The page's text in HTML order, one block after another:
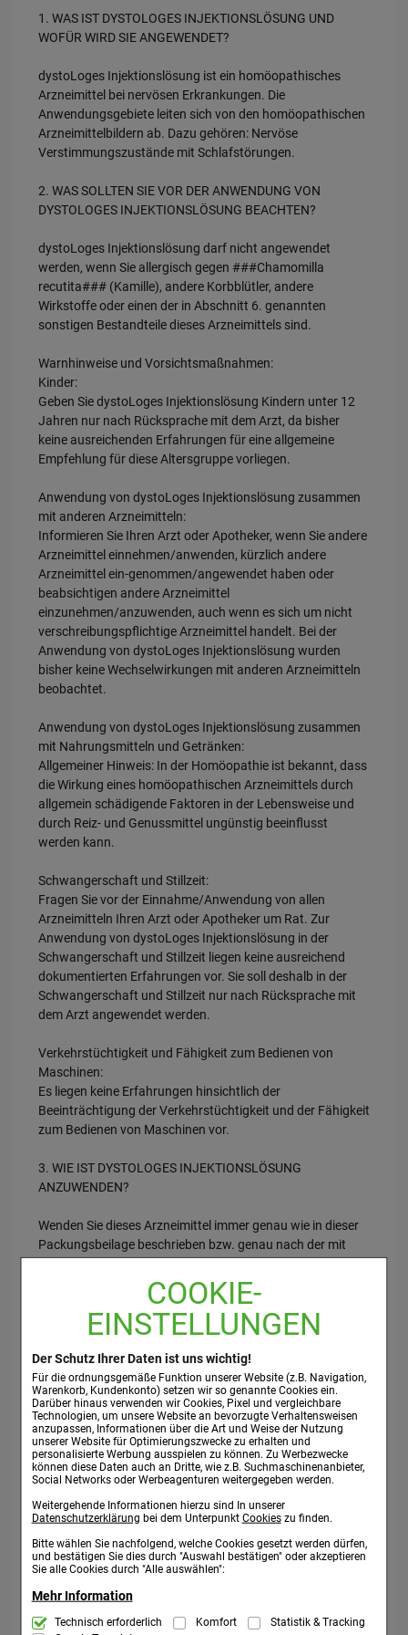
COOKIE-
EINSTELLUNGEN
Der Schutz Ihrer Daten ist uns wichtig!
Für die ordnungsgemäße Funktion unserer Website (z.B. Navigation,
Warenkorb, Kundenkonto) setzen wir so genannte Cookies ein.
Darüber hinaus verwenden wir Cookies, Pixel und vergleichbare
Technologien, um unsere Website an bevorzugte Verhaltensweisen
anzupassen, Informationen über die Art und Weise der Nutzung
unserer Website für Optimierungszwecke zu erhalten und
personalisierte Werbung ausspielen zu können. Zu Werbezwecke
können diese Daten auch an Dritte, wie z.B. Suchmaschinenanbieter,
Social Networks oder Werbeagenturen weitergegeben werden.
Weitergehende Informationen hierzu sind In unserer
Datenschutzerklärung bei dem Unterpunkt Cookieszu finden.
Bitte wählen Sie nachfolgend, welche Cookies gesetzt werden dürfen,
und bestätigen Sie dies durch "Auswahl bestätigen" oder akzeptieren
Sie alle Cookies durch "Alle auswählen":
Mehr Information
Technisch Notwendig:Hierbei handelt es sich um Cookies, die für
Technisch erforderlich Komfort
Statistik & Tracking
1. WAS IST DYSTOLOGES INJEKTIONSLÖSUNG UND
WOFÜR WIRD SIE ANGEWENDET?
dystoLoges Injektionslösung ist ein homöopathisches
Arzneimittel bei nervösen Erkrankungen. Die
Anwendungsgebiete leiten sich von den homöopathischen
Arzneimittelbildern ab. Dazu gehören: Nervöse
Verstimmungszustände mit Schlafstörungen.
2. WAS SOLLTEN SIE VOR DER ANWENDUNG VON
DYSTOLOGES INJEKTIONSLÖSUNG BEACHTEN?
dystoLoges Injektionslösung darf nicht angewendet
werden, wenn Sie allergisch gegen ###Chamomilla
recutita### (Kamille), andere Korbblütler, andere
Wirkstoffe oder einen der in Abschnitt 6. genannten
sonstigen Bestandteile dieses Arzneimittels sind.
Warnhinweise und Vorsichtsmaßnahmen:
Kinder:
Geben Sie dystoLoges Injektionslösung Kindern unter 12
Jahren nur nach Rücksprache mit dem Arzt, da bisher
keine ausreichenden Erfahrungen für eine allgemeine
Empfehlung für diese Altersgruppe vorliegen.
Anwendung von dystoLoges Injektionslösung zusammen
mit anderen Arzneimitteln:
Informieren Sie Ihren Arzt oder Apotheker, wenn Sie andere
Arzneimittel einnehmen/anwenden, kürzlich andere
Arzneimittel ein-genommen/angewendet haben oder
beabsichtigen andere Arzneimittel
einzunehmen/anzuwenden, auch wenn es sich um nicht
verschreibungspflichtige Arzneimittel handelt. Bei der
Anwendung von dystoLoges Injektionslösung wurden
bisher keine Wechselwirkungen mit anderen Arzneimitteln
beobachtet.
Anwendung von dystoLoges Injektionslösung zusammen
mit Nahrungsmitteln und Getränken:
Allgemeiner Hinweis: In der Homöopathie ist bekannt, dass
die Wirkung eines homöopathischen Arzneimittels durch
allgemein schädigende Faktoren in der Lebensweise und
durch Reiz- und Genussmittel ungünstig beeinflusst
werden kann.
Schwangerschaft und Stillzeit:
Fragen Sie vor der Einnahme/Anwendung von allen
Arzneimitteln Ihren Arzt oder Apotheker um Rat. Zur
Anwendung von dystoLoges Injektionslösung in der
Schwangerschaft und Stillzeit liegen keine ausreichend
dokumentierten Erfahrungen vor. Sie soll deshalb in der
Schwangerschaft und Stillzeit nur nach Rücksprache mit
dem Arzt angewendet werden.
Verkehrstüchtigkeit und Fähigkeit zum Bedienen von
Maschinen:
Es liegen keine Erfahrungen hinsichtlich der
Beeinträchtigung der Verkehrstüchtigkeit und der Fähigkeit
zum Bedienen von Maschinen vor.
3. WIE IST DYSTOLOGES INJEKTIONSLÖSUNG
ANZUWENDEN?
Wenden Sie dieses Arzneimittel immer genau wie in dieser
Packungsbeilage beschrieben bzw. genau nach der mit
Fragen Sie bei Ihrem Arzt oder Apotheker nach, wenn Sie
sich nicht sicher sind.
Erwachsene und Jugendliche ab 12 Jahren:
3-mal pro Woche je 1 Ampulle s.c., i.m. oder i.v. In schweren
Fällen täglich 1 Ampulle. Bei Besserung der Beschwerden
ist die Häufigkeit der Anwendung zu reduzieren. Hinweis:
Bei anhaltenden Verstimmungszuständen und
körperlichen Beschwerden ist ein Arzt aufzusuchen.
Ihr Arzt entscheidet, wie lange Sie dystoLoges
Arzneimittel sollten ohne ärztlichen Rat nicht über längere
Zeit angewendet werden.
Injektionslösung angewendet haben, als Sie sollten: